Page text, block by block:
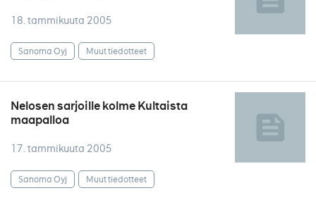
18. tammikuuta 2005
Sanoma Oyj Muut tiedotteet
Nelosen sarjoille kolme Kultaista
maapalloa
17. tammikuuta 2005
Sanoma Oyj Muut tiedotteet